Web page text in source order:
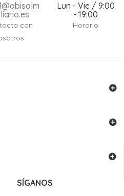
con
Lun - Vie / 9:00
- 19:00
Horario
SÍGANOS